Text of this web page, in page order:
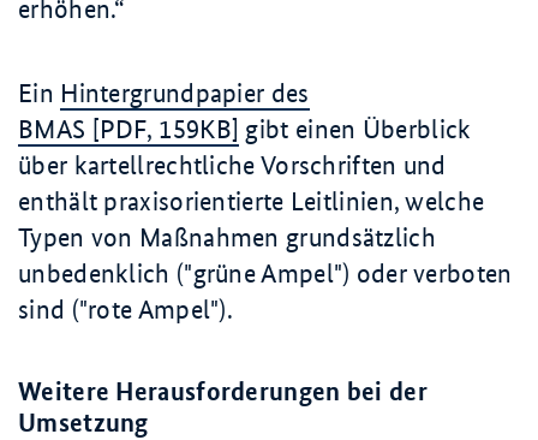
erhöhen.
Ein Hintergrundpapier des
BMAS [PDF, 159KB] gibt einen Überblick
über kartellrechtliche Vorschriften und
enthält praxisorientierte Leitlinien, welche
Typen von Maßnahmen grundsätzlich
unbedenklich ("grüne Ampel") oder verboten
sind ("rote Ampel").
Weitere Herausforderungen bei der
Umsetzung